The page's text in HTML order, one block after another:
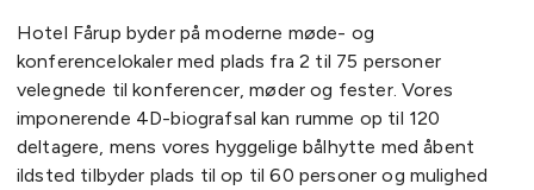
Hotel Fårup byder på moderne møde- og
konferencelokaler med plads fra 2 til 75 personer
velegnede til konferencer, møder og fester. Vores
imponerende 4D-biografsal kan rumme op til 120
deltagere, mens vores hyggelige bålhytte med åbent
ildsted tilbyder plads til op til 60 personer og mulighed